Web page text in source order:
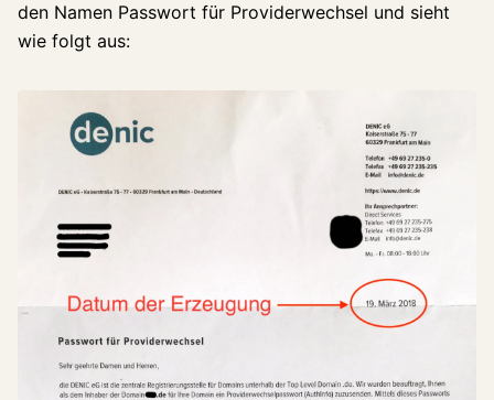
den Namen Passwort für Providerwechsel und sieht
wie folgt aus: